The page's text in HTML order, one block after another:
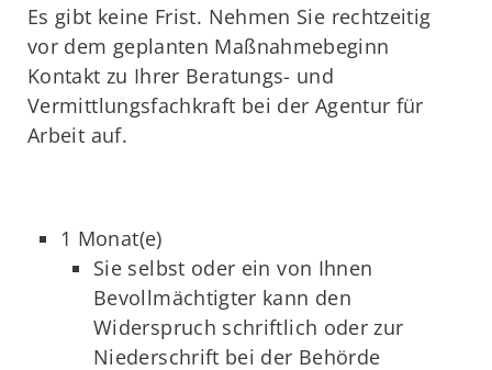
Es gibt keine Frist. Nehmen Sie rechtzeitig
vor dem geplanten Maßnahmebeginn
Kontakt zu Ihrer Beratungs- und
Vermittlungsfachkraft bei der Agentur für
Arbeit auf.
1 Monat(e)
Sie selbst oder ein von Ihnen
Bevollmächtigter kann den
Widerspruch schriftlich oder zur
Niederschrift bei der Behörde